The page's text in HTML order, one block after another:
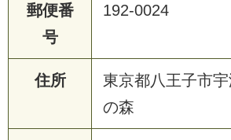
郵便番
号
192-0024
住所
東京都八王子市
の森